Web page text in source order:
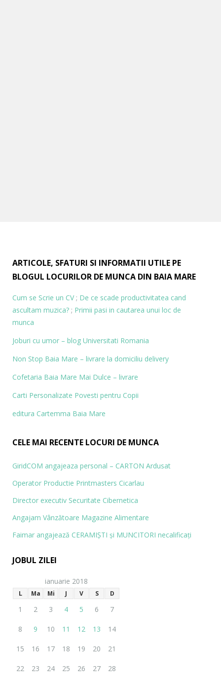
ARTICOLE, SFATURI SI INFORMATII UTILE PE
BLOGUL LOCURILOR DE MUNCA DIN BAIA MARE
Cum se Scrie un CV; De ce scade productivitatea cand
ascultam muzica? ; Primii pasi in cautarea unui loc de
munca
Joburi cu umor – blog Universitati Romania
Non Stop Baia Mare – livrare la domiciliu delivery
Cofetaria Baia Mare Mai Dulce – livrare
Carti Personalizate Povesti pentru Copii
editura Cartemma Baia Mare
CELE MAI RECENTE LOCURI DE MUNCA
GiridCOM angajeaza personal – CARTON Ardusat
Operator Productie Printmasters Cicarlau
Director executiv Securitate Cibernetica
Angajam Vânzătoare Magazine Alimentare
Faimar angajează CERAMIŞTI și MUN­CITORI necalificaţi
JOBUL ZILEI
ianuarie 2018
L Ma Mi J V S D
1 2 3 4 5 6 7
8 9 10 11 12 13 14
15 16 17 18 19 20 21
22 23 24 25 26 27 28